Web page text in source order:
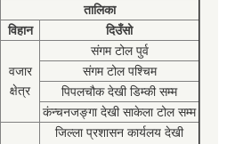
तालिका
विहान
दिउँसो
वजार
क्षेत्र
संगम टोल पुर्व
संगम टोल पश्चिम
पिपलचौक देखी डिम्की सम्म
कंन्चनजङ्गा देखी साकेला टोल सम्म
जिल्ला प्रशासन कार्यलय देखी